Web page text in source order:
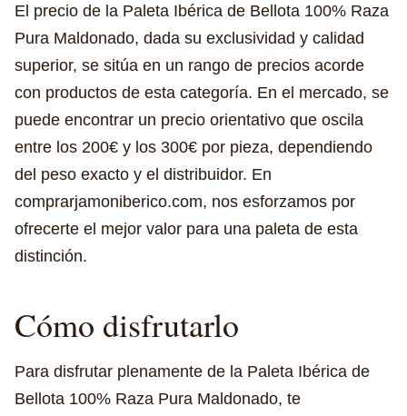
El precio de la Paleta Ibérica de Bellota 100% Raza
Pura Maldonado, dada su exclusividad y calidad
superior, se sitúa en un rango de precios acorde
con productos de esta categoría. En el mercado, se
puede encontrar un precio orientativo que oscila
entre los 200€ y los 300€ por pieza, dependiendo
del peso exacto y el distribuidor. En
comprarjamoniberico.com, nos esforzamos por
ofrecerte el mejor valor para una paleta de esta
distinción.
Cómo disfrutarlo
Para disfrutar plenamente de la Paleta Ibérica de
Bellota 100% Raza Pura Maldonado, te